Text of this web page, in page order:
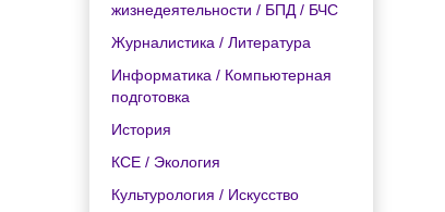
жизнедеятельности / БПД / БЧС
Журналистика / Литература
Информатика / Компьютерная
подготовка
История
КСЕ / Экология
Культурология / Искусство